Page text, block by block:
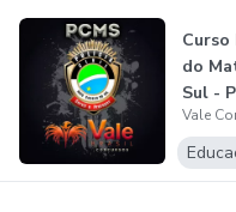
coisas podem e estão te
conte conosco e
APROVAÇÃO?
do
Sul -
Vale